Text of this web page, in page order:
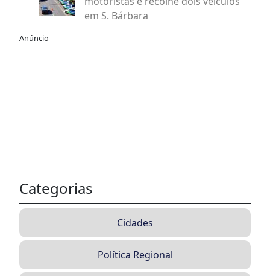
em S. Bárbara
Anúncio
Categorias
Cidades
Política Regional